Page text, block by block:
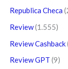
Republica Checa
Review(1.555)
Review Cashback
Review GPT (9)